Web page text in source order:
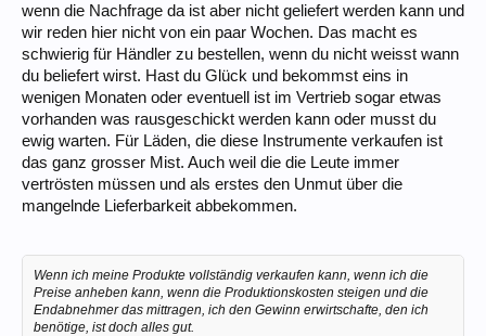
wenn die Nachfrage da ist aber nicht geliefert werden kann und
wir reden hier nicht von ein paar Wochen. Das macht es
schwierig für Händler zu bestellen, wenn du nicht weisst wann
du beliefert wirst. Hast du Glück und bekommst eins in
wenigen Monaten oder eventuell ist im Vertrieb sogar etwas
vorhanden was rausgeschickt werden kann oder musst du
ewig warten. Für Läden, die diese Instrumente verkaufen ist
das ganz grosser Mist. Auch weil die die Leute immer
vertrösten müssen und als erstes den Unmut über die
mangelnde Lieferbarkeit abbekommen.
Wenn ich meine Produkte vollständig verkaufen kann, wenn ich die
Preise anheben kann, wenn die Produktionskosten steigen und die
Endabnehmer das mittragen, ich den Gewinn erwirtschafte, den ich
benötige, ist doch alles gut.